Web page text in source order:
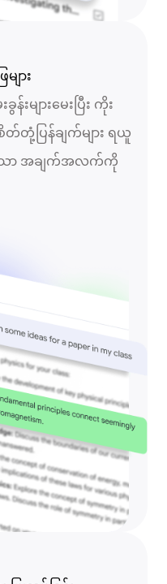
ျား
န်းများမေးပြီး ကိုး
တ်တုံ့ပြန်ချက်များ ရယူ
ော အချက်အလက်ကို